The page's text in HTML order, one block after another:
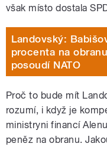
však místo dostala
Landovský:
procenta na
posoudí NATO
Proč to bude mít
rozumí, i když je
ministryni financí
peněz na obranu.